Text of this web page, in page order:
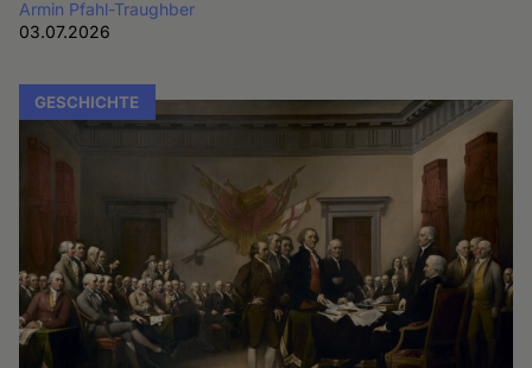
Armin Pfahl-Traughber
03.07.2026
GESCHICHTE